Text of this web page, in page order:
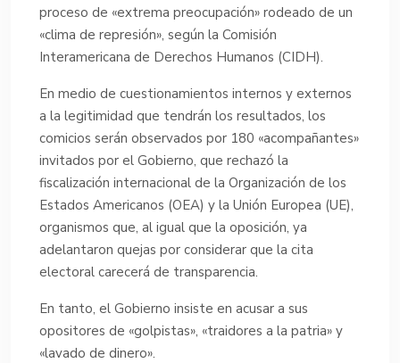
proceso de «extrema preocupación» rodeado de un
«clima de represión», según la Comisión
Interamericana de Derechos Humanos (CIDH).
En medio de cuestionamientos internos y externos
a la legitimidad que tendrán los resultados, los
comicios serán observados por 180 «acompañantes»
invitados por el Gobierno, que rechazó la
fiscalización internacional de la Organización de los
Estados Americanos (OEA) y la Unión Europea (UE),
organismos que, al igual que la oposición, ya
adelantaron quejas por considerar que la cita
electoral carecerá de transparencia.
En tanto, el Gobierno insiste en acusar a sus
opositores de «golpistas», «traidores a la patria» y
«lavado de dinero».